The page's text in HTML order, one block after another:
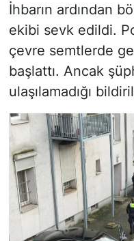
İhbarın ardından
ekibi sevk edildi.
çevre semtlerde
başlattı. Ancak
ulaşılamadığı